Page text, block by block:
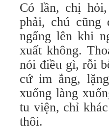
Có lần, chị
phải, chú cũng
ngẩng lên khi
xuất không.
nói điều gì, rỗi
cứ im ắng,
xuống làng
tu viện, chỉ
thôi.